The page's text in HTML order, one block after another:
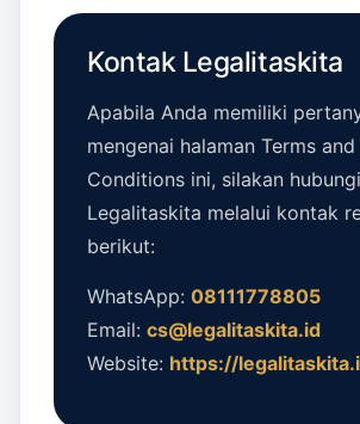
Kontak Legalitaskita
Apabila Anda memiliki
mengenai halaman Terms and
Conditions ini, silakan
Legalitaskita melalui kontak
berikut:
WhatsApp: 08111778805
Email: cs@legalitaskita.id
Website: https://